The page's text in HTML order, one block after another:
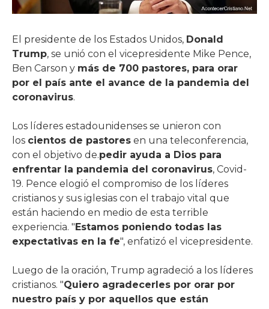
El presidente de los Estados Unidos, Donald
Trump, se unió con el vicepresidente Mike Pence,
Ben Carson y más de 700 pastores, para orar
por el país ante el avance de la pandemia del
coronavirus.
Los líderes estadounidenses se unieron con
los cientos de pastores en una teleconferencia,
con el objetivo de.pedir ayuda a Dios para
enfrentar la pandemia del coronavirus, Covid-
19. Pence elogió el compromiso de los líderes
cristianos y sus iglesias con el trabajo vital que
están haciendo en medio de esta terrible
experiencia. " Estamos poniendo todas las
expectativas en la fe", enfatizó el vicepresidente.
Luego de la oración, Trump agradeció a los líderes
cristianos. "Quiero agradecerles por orar por
nuestro país y por aquellos que están